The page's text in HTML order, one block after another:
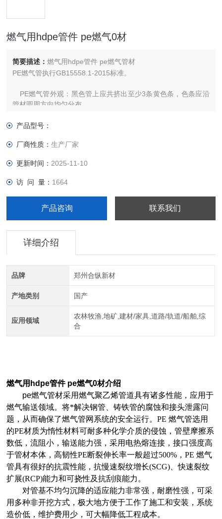
燃气用hdpe管件 pe燃气0材
简要描述：燃气用hdpe管件 pe燃气管材
PE燃气管执行GB15558.1-2015标准。
PE燃气管外观：黑色管上应共挤出至少3条黄色条，色条应沿
管材圆周方向均匀分布。
管管材
产品型号：
厂商性质：生产厂家
更新时间： 2025-11-10
访 问 量： 1664
产品咨询 联系我们
详细介绍
品牌 郑州合纵新材
产地类别 国产
应用领域
农林牧渔,地矿,建材/家具,道路/轨道/船舶,综
合
燃气用hdpe管件 pe燃气0材介绍
pe燃气管材采用燃气聚乙烯管道具有诸多性能，应用于
燃气输送领域。将*解决钢管、铸铁管的腐蚀和接头泄露问
题，从而确保了燃气管网系统的安全运行。PE 燃气管选用
的PE材质为惰性材料可耐多种化学介质的侵蚀，管壁摩擦系
数低，流阻小，输送能力强，采用电热熔连接，接口强度高
于管材本体，高韧性PE断裂伸长率一般超过500%，PE 燃气
管具有很好的抗震性能，抗慢速裂纹增长(SCG)、快速裂纹
扩展(RCP)能力和可挠性及抗刮痕能力。
对管基不均匀沉降的适应能力非常强，耐磨性强，可采
用多种非开挖方式，极大地方便于工作了施工和安装，系统
造价低，维护费用少，可大幅降低工程成本。